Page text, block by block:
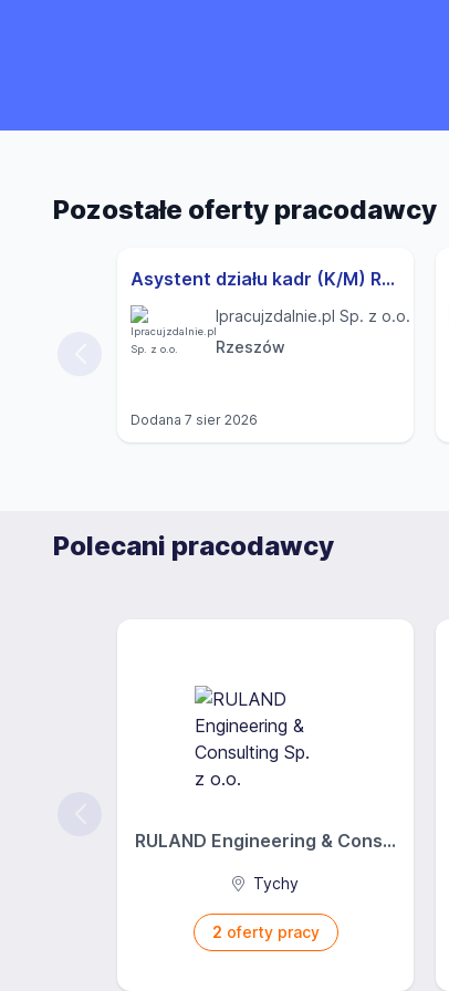
Pozostałe oferty pracodawcy
Asystent działu kadr (K/M) Rzeszów
Ipracujzdalnie.pl Sp. z o.o.
Rzeszów
Dodana 7 sier 2026
Polecani pracodawcy
RULAND Engineering & Cons...
Tychy
2 oferty pracy